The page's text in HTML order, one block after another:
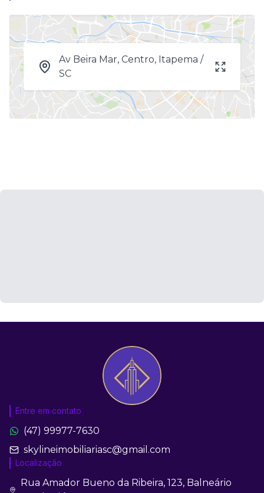
Av Beira Mar, Centro, Itapema /
SC
Entre em contato
(47) 99977-7630
skylineimobiliariasc@gmail.com
Localização
Rua Amador Bueno da Ribeira, 123, Balneário